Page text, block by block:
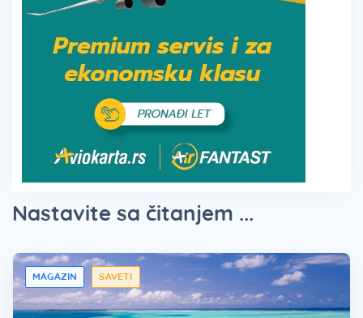
Nastavite sa čitanjem ...
MAGAZIN SAVETI